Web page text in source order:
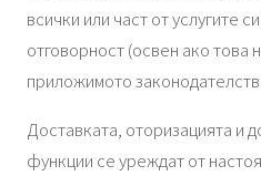
всички или част от услугите
отговорност (освен ако това
приложимото
Доставката, оторизацията и
функции се уреждат от